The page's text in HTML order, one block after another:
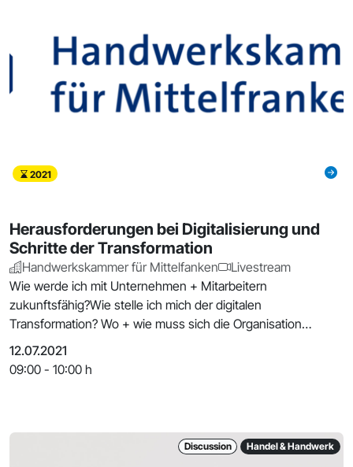
2021
Herausforderungen bei Digitalisierung und
Schritte der Transformation
Handwerkskammer für Mittelfanken
Livestream
Wie werde ich mit Unternehmen + Mitarbeitern
zukunftsfähig?Wie stelle ich mich der digitalen
Transformation? Wo + wie muss sich die Organisation
umstellen? Wie
12.07.2021
09:00 - 10:00 h
Discussion Handel & Handwerk